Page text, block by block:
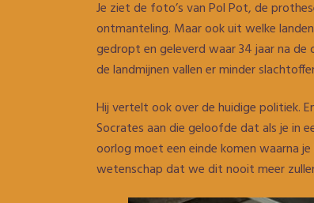
Je ziet de foto’s van Pol Pot, de
ontmanteling. Maar ook uit welke
gedropt en geleverd waar 34 jaar na
de landmijnen vallen er minder
Hij vertelt ook over de huidige politiek.
Socrates aan die geloofde dat als je in
oorlog moet een einde komen waarna
wetenschap dat we dit nooit meer